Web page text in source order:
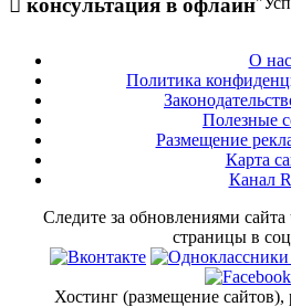
консультация в офлайн
О нас
Политика
Полезные
Размещение
Карта
Канал
Следите за обновлениями сайта
страницы в
Хостинг (размещение сайтов),